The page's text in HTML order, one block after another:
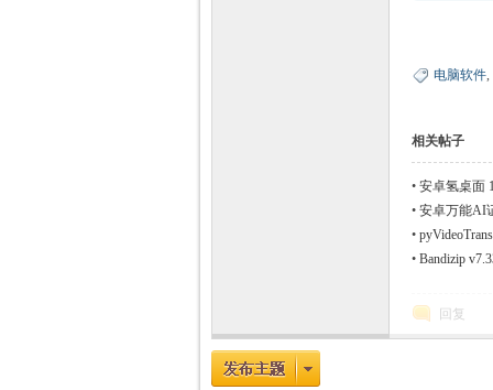
电脑软件,
相关帖子
• 安卓氢桌面
• 安卓万能AI
•
• Bandizip
回复